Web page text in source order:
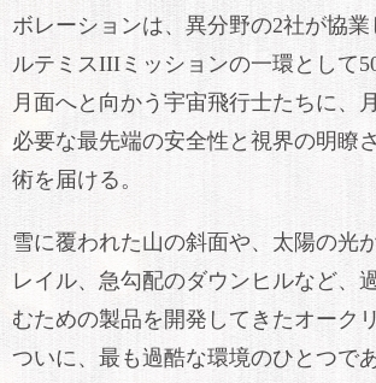
ボレーションは、異分野の2社が協
ルテミスIIIミッションの一環として
月面へと向かう宇宙飛行士たちに、
必要な最先端の安全性と視界の明瞭
術を届ける。
雪に覆われた山の斜面や、太陽の光
レイル、急勾配のダウンヒルなど、
むための製品を開発してきたオーク
ついに、最も過酷な環境のひとつで